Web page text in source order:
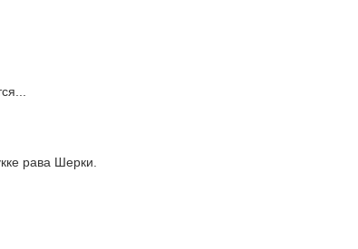
рава Шерки.